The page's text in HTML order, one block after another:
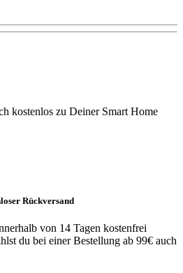
kostenlos zu Deiner Smart Home
Rückversand
von 14 Tagen kostenfrei
du bei einer Bestellung ab 99€ auch